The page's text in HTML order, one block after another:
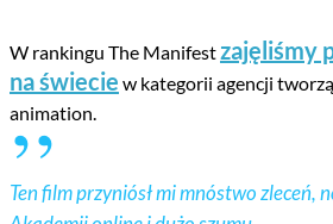
W rankingu The Manifestzajęliśmy
na świecie w kategorii agencji
animation.
,,
Ten film przyniósł mi mnóstwo zleceń,